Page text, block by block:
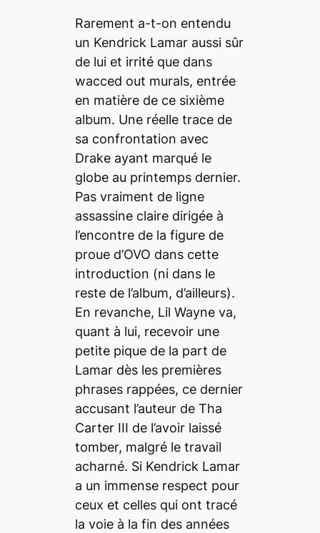
Rarement a-t-on entendu
un Kendrick Lamar aussi sûr
de lui et irrité que dans
wacced out murals, entrée
en matière de ce sixième
album. Une réelle trace de
sa confrontation avec
Drake ayant marqué le
globe au printemps dernier.
Pas vraiment de ligne
assassine claire dirigée à
l’encontre de la figure de
proue d’OVO dans cette
introduction (ni dans le
reste de l’album, d’ailleurs).
En revanche, Lil Wayne va,
quant à lui, recevoir une
petite pique de la part de
Lamar dès les premières
phrases rappées, ce dernier
accusant l’auteur de Tha
Carter III de l’avoir laissé
tomber, malgré le travail
acharné. Si Kendrick Lamar
a un immense respect pour
ceux et celles qui ont tracé
la voie à la fin des années